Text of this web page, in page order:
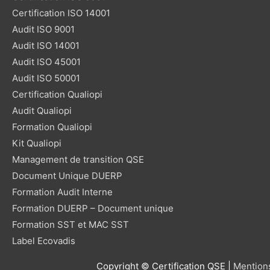
Certification ISO 14001
Audit ISO 9001
Audit ISO 14001
Audit ISO 45001
Audit ISO 50001
Certification Qualiopi
Audit Qualiopi
Formation Qualiopi
Kit Qualiopi
Management de transition QSE
Document Unique DUERP
Formation Audit Interne
Formation DUERP – Document unique
Formation SST et MAC SST
Label Ecovadis
Copyright © Certification QSE |